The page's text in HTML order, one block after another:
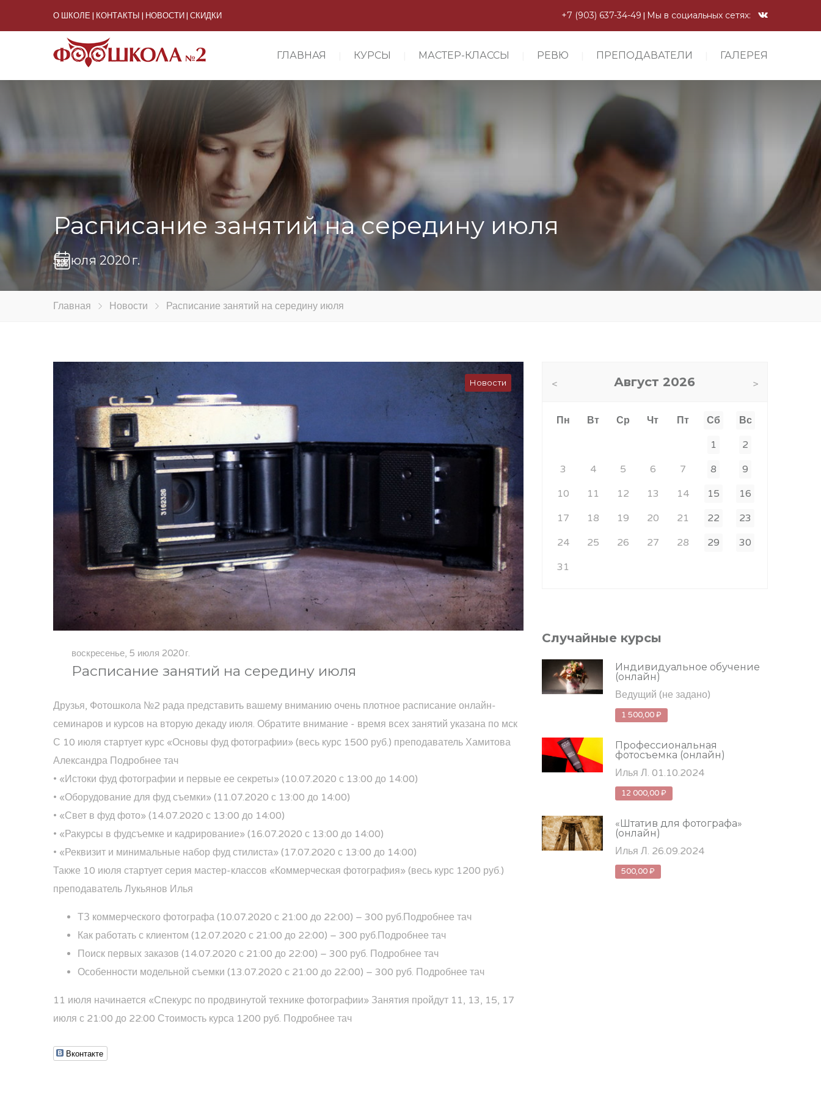
О ШКОЛЕ КОНТАКТЫ НОВОСТИ СКИДКИ +7 (903) 637-34-49 Мы в социальных сетях:
ГЛАВНАЯ КУРСЫ МАСТЕР-КЛАССЫ РЕВЮ ПРЕПОДАВАТЕЛИ ГАЛЕРЕЯ
Расписание занятий на середину июля
5 июля 2020 г.
Главная Новости Расписание занятий на середину июля
Новости
воскресенье, 5 июля 2020 г.
Расписание занятий на середину июля
Друзья, Фотошкола №2 рада представить вашему вниманию очень плотное расписание онлайн-
семинаров и курсов на вторую декаду июля. Обратите внимание - время всех занятий указана по мск
С 10 июля стартует курс «Основы фуд фотографии» (весь курс 1500 руб.) преподаватель Хамитова
Александра Подробнее тач
• «Истоки фуд фотографии и первые ее секреты» (10.07.2020 с 13:00 до 14:00)
• «Оборудование для фуд съемки» (11.07.2020 с 13:00 до 14:00)
• «Свет в фуд фото» (14.07.2020 с 13:00 до 14:00)
• «Ракурсы в фудсъемке и кадрирование» (16.07.2020 с 13:00 до 14:00)
• «Реквизит и минимальные набор фуд стилиста» (17.07.2020 с 13:00 до 14:00)
Также 10 июля стартует серия мастер-классов «Коммерческая фотография» (весь курс 1200 руб.)
преподаватель Лукьянов Илья
ТЗ коммерческого фотографа (10.07.2020 с 21:00 до 22:00) – 300 руб.Подробнее тач
Как работать с клиентом (12.07.2020 с 21:00 до 22:00) – 300 руб.Подробнее тач
Поиск первых заказов (14.07.2020 с 21:00 до 22:00) – 300 руб. Подробнее тач
Особенности модельной съемки (13.07.2020 с 21:00 до 22:00) – 300 руб. Подробнее тач
11 июля начинается «Спекурс по продвинутой технике фотографии» Занятия пройдут 11, 13, 15, 17
июля с 21:00 до 22:00 Стоимость курса 1200 руб. Подробнее тач
Вконтакте
Август 2026
Пн Вт Ср Чт Пт Сб
Вс
1
2
3
4 5 6 7 8
9
10
11 12 13 14 15
16
17
18 19 20 21 22
23
24
25 26 27 28 29
30
31
Случайные курсы
Индивидуальное обучение
(онлайн)
Ведущий (не задано)
1 500,00 ₽
Профессиональная
фотосъемка (онлайн)
Илья Л. 01.10.2024
12 000,00 ₽
«Штатив для фотографа»
(онлайн)
Илья Л. 26.09.2024
500,00 ₽